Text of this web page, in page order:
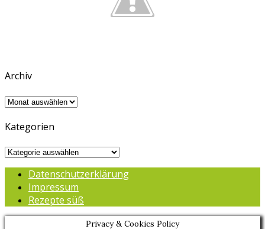
Archiv
Archiv
Kategorien
Kategorien
Datenschutzerklärung
Impressum
Rezepte süß
Privacy & Cookies Policy